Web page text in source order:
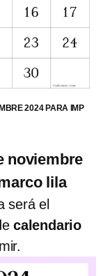
2024 PARA IMP
noviembre
lila
será el
calendario